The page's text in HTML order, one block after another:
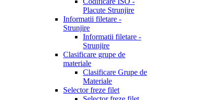
Placute Strunjire
Informatii filetare -
Strunjire
Informatii filetare -
Strunjire
Clasificare grupe de
materiale
Clasificare Grupe de
Materiale
Selector freze filet